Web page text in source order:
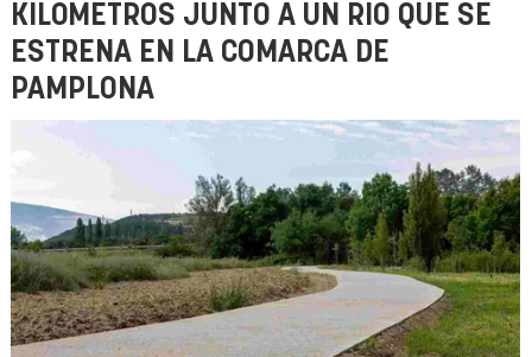
KILÓMETROS JUNTO A UN RÍO QUE SE
ESTRENA EN LA COMARCA DE
PAMPLONA